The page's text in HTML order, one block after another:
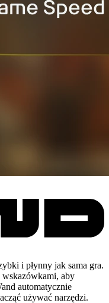
i płynny jak sama gra.
wskazówkami, aby
automatycznie
używać narzędzi.